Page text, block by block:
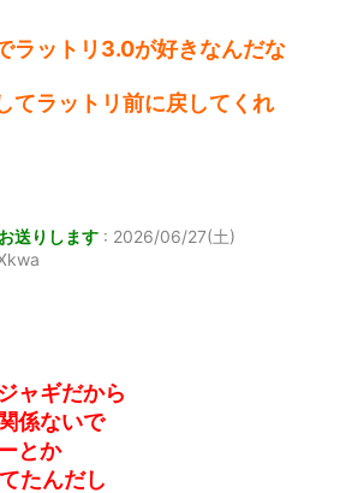
ラットリ3.0が好きなんだな
てラットリ前に戻してくれ
送りします : 2026/06/27(土)
ャギだから
係ないで
とか
たんだし